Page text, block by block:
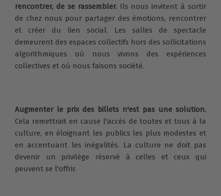
rencontrer, de se rassembler.Ils nous invitent à sortir
de chez nous pour partager des émotions, rencontrer
et créer du lien social. Les salles de spectacle
demeurent des espaces collectifs hors des sollicitations
algorithmiques où nous vivons des expériences
collectives et où nous faisons société.
Augmenter le prix des billets n'est pas une solution.
Cela remettrait en cause l'accès de toutes et tous à la
culture, en éloignant les publics les plus modestes et
en accentuant les inégalités. La culture ne doit pas
devenir un privilège réservé à celles et ceux qui
peuvent se l'offrir.